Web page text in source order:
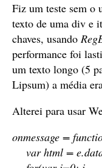
Fiz um teste sem o
texto de uma div e
chaves, usando
performance foi
um texto longo (5
Lipsum) a média
Alterei para usar
onmessage =
var html =